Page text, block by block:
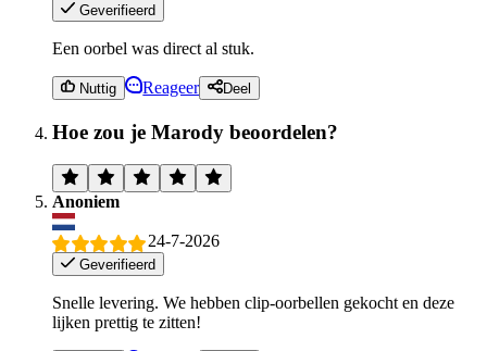
Geverifieerd
Een oorbel was direct al stuk.
Nuttig Reageer Deel
Hoe zou je Marody beoordelen?
Anoniem
24-7-2026
Geverifieerd
Snelle levering. We hebben clip-oorbellen gekocht en deze
lijken prettig te zitten!